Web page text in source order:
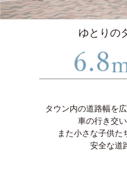
ゆとりの
タウン内の道路幅を
車の行き交
また小さな子供た
安全な道